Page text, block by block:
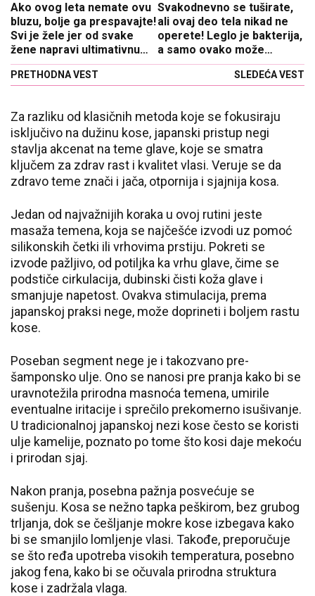
Ako ovog leta nemate ovu
bluzu, bolje ga prespavajte!
Svi je žele jer od svake
žene napravi ultimativnu
zavodnicu
PRETHODNA VEST
Svakodnevno se tuširate,
ali ovaj deo tela nikad ne
operete! Leglo je bakterija,
a samo ovako može
detaljno da se očistite
SLEDEĆA VEST
Za razliku od klasičnih metoda koje se fokusiraju
isključivo na dužinu kose, japanski pristup negi
stavlja akcenat na teme glave, koje se smatra
ključem za zdrav rast i kvalitet vlasi. Veruje se da
zdravo teme znači i jača, otpornija i sjajnija kosa.
Jedan od najvažnijih koraka u ovoj rutini jeste
masaža temena, koja se najčešće izvodi uz pomoć
silikonskih četki ili vrhovima prstiju. Pokreti se
izvode pažljivo, od potiljka ka vrhu glave, čime se
podstiče cirkulacija, dubinski čisti koža glave i
smanjuje napetost. Ovakva stimulacija, prema
japanskoj praksi nege, može doprineti i boljem rastu
kose.
Poseban segment nege je i takozvano pre-
šamponsko ulje. Ono se nanosi pre pranja kako bi se
uravnotežila prirodna masnoća temena, umirile
eventualne iritacije i sprečilo prekomerno isušivanje.
U tradicionalnoj japanskoj nezi kose često se koristi
ulje kamelije, poznato po tome što kosi daje mekoću
i prirodan sjaj.
Nakon pranja, posebna pažnja posvećuje se
sušenju. Kosa se nežno tapka peškirom, bez grubog
trljanja, dok se češljanje mokre kose izbegava kako
bi se smanjilo lomljenje vlasi. Takođe, preporučuje
se što ređa upotreba visokih temperatura, posebno
jakog fena, kako bi se očuvala prirodna struktura
kose i zadržala vlaga.